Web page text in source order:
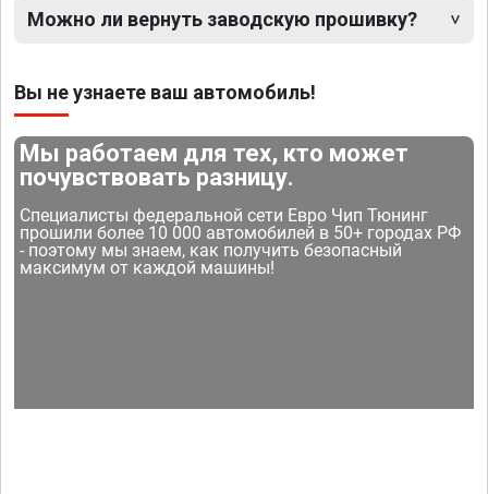
Можно ли вернуть заводскую прошивку?
Вы не узнаете ваш автомобиль!
Мы работаем для тех, кто может
почувствовать разницу.
Специалисты федеральной сети Евро Чип Тюнинг
прошили более 10 000 автомобилей в 50+ городах РФ
- поэтому мы знаем, как получить безопасный
максимум от каждой машины!